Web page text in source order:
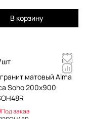
В корзину
шт
матовый Alma
Soho 200x900
Под заказ